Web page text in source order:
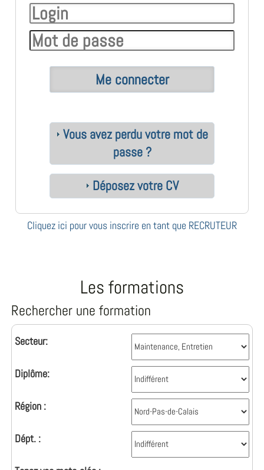
Vous avez perdu votre mot de
passe ?
Déposez votre CV
Cliquez ici pour vous inscrire en tant que RECRUTEUR
Les formations
Rechercher une formation
Secteur:
Diplôme:
Région :
Dépt. :